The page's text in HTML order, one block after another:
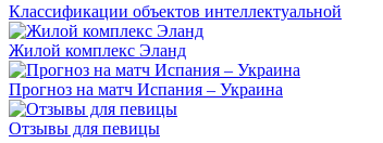
Классификации объектов интеллектуальной
Жилой комплекс Эланд
Прогноз на матч Испания – Украина
Отзывы для певицы